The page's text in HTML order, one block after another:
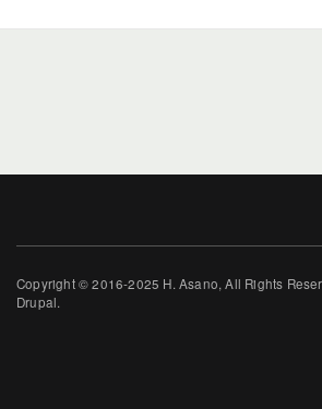
Copyright © 2016-2025 H. Asano, All Rights
Drupal.